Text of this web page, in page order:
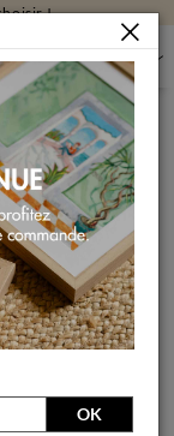
!
FORMAT
Figuratif
OK